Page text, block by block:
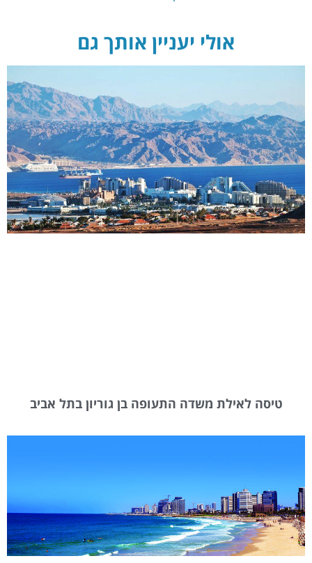
אולי יעניין אותך גם
טיסה לאילת משדה התעופה בן גוריון בתל אביב